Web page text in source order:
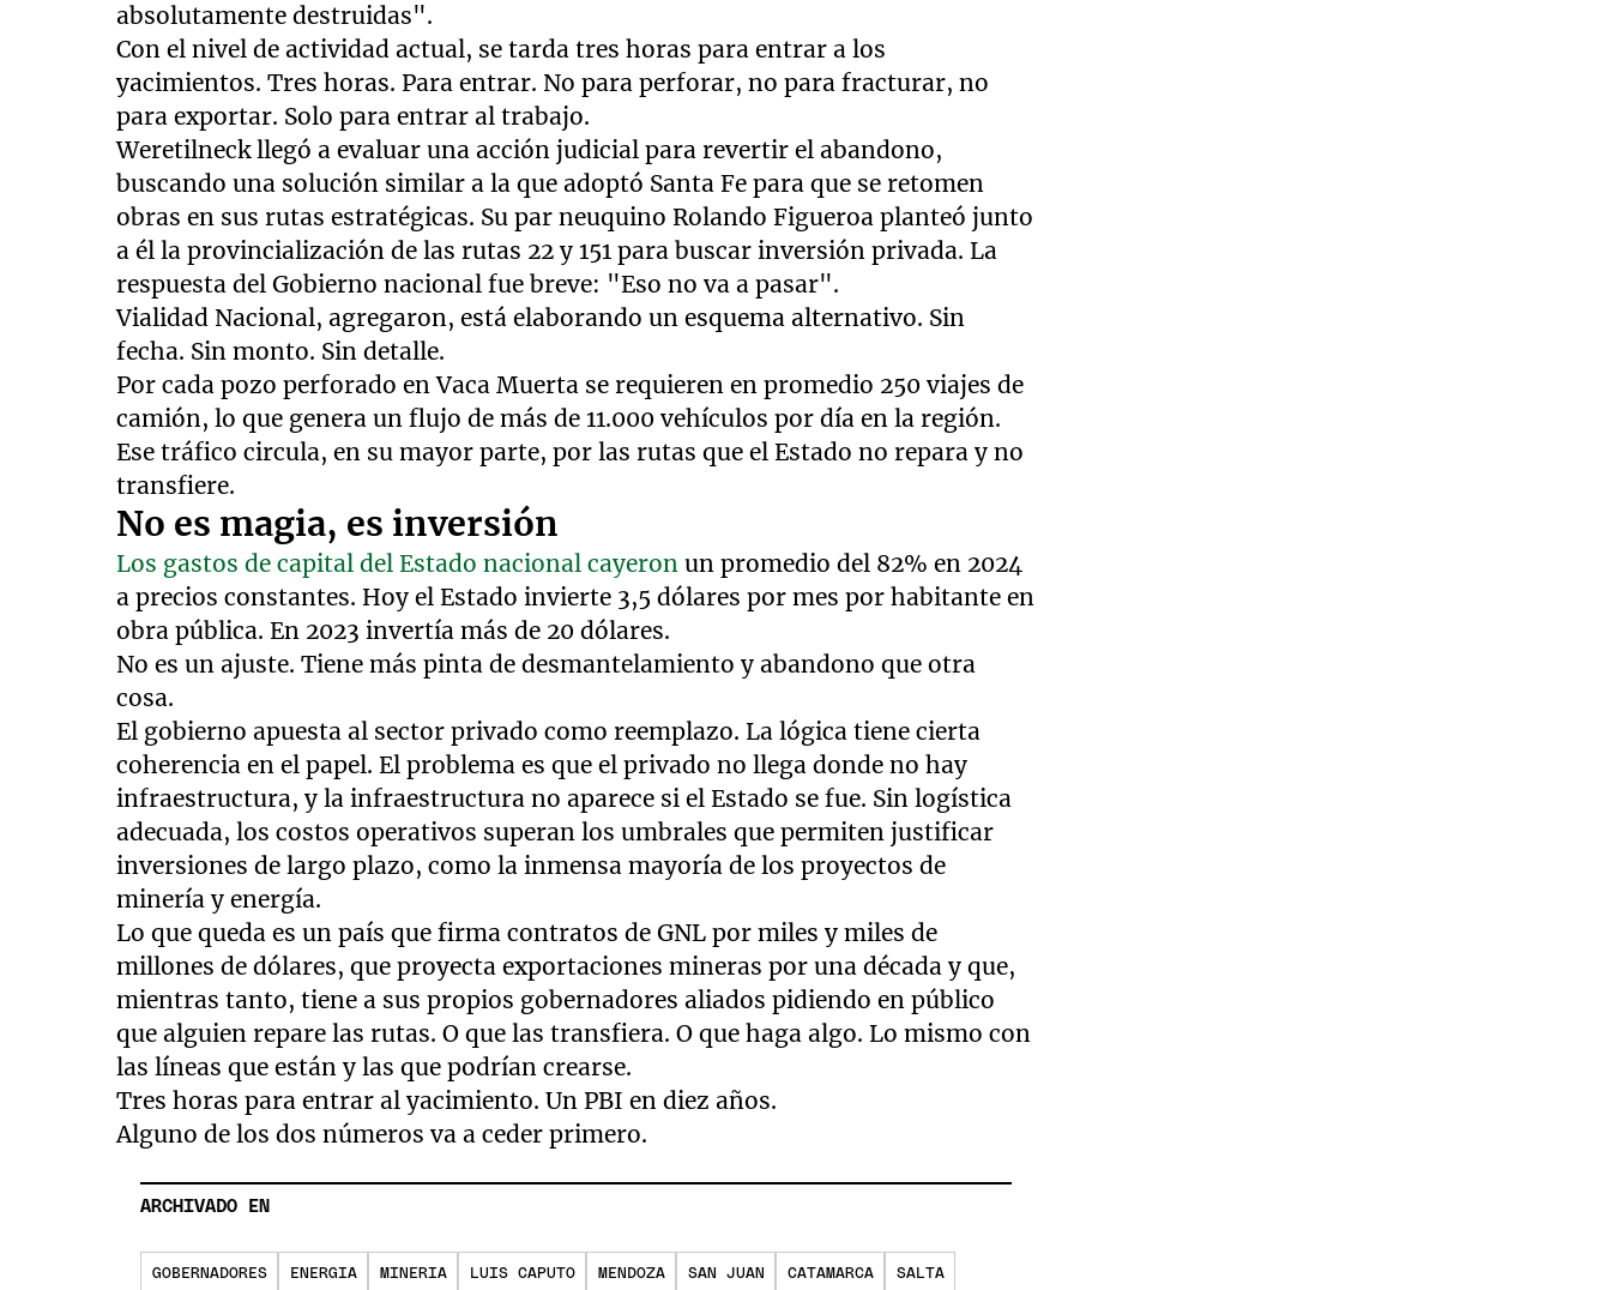
absolutamente destruidas".
Con el nivel de actividad actual, se tarda tres horas para entrar a los
yacimientos. Tres horas. Para entrar. No para perforar, no para fracturar, no
para exportar. Solo para entrar al trabajo.
Weretilneck llegó a evaluar una acción judicial para revertir el abandono,
buscando una solución similar a la que adoptó Santa Fe para que se retomen
obras en sus rutas estratégicas. Su par neuquino Rolando Figueroa planteó junto
a él la provincialización de las rutas 22 y 151 para buscar inversión privada. La
respuesta del Gobierno nacional fue breve: "Eso no va a pasar".
Vialidad Nacional, agregaron, está elaborando un esquema alternativo. Sin
fecha. Sin monto. Sin detalle.
Por cada pozo perforado en Vaca Muerta se requieren en promedio 250 viajes de
camión, lo que genera un flujo de más de 11.000 vehículos por día en la región.
Ese tráfico circula, en su mayor parte, por las rutas que el Estado no repara y no
transfiere.
No es magia, es inversión
Los gastos de capital del Estado nacional cayeronun promedio del 82% en 2024
a precios constantes. Hoy el Estado invierte 3,5 dólares por mes por habitante en
obra pública. En 2023 invertía más de 20 dólares.
No es un ajuste. Tiene más pinta de desmantelamiento y abandono que otra
cosa.
El gobierno apuesta al sector privado como reemplazo. La lógica tiene cierta
coherencia en el papel. El problema es que el privado no llega donde no hay
infraestructura, y la infraestructura no aparece si el Estado se fue. Sin logística
adecuada, los costos operativos superan los umbrales que permiten justificar
inversiones de largo plazo, como la inmensa mayoría de los proyectos de
minería y energía.
Lo que queda es un país que firma contratos de GNL por miles y miles de
millones de dólares, que proyecta exportaciones mineras por una década y que,
mientras tanto, tiene a sus propios gobernadores aliados pidiendo en público
que alguien repare las rutas. O que las transfiera. O que haga algo. Lo mismo con
las líneas que están y las que podrían crearse.
Tres horas para entrar al yacimiento. Un PBI en diez años.
Alguno de los dos números va a ceder primero.
ARCHIVADO EN
GOBERNADORES ENERGIA MINERIA LUIS CAPUTO MENDOZA SAN JUAN CATAMARCA SALTA